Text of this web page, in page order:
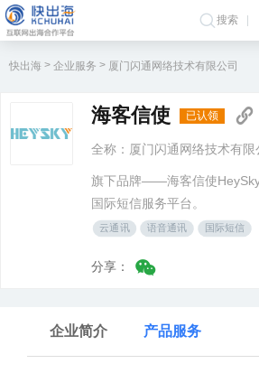
搜索
快出海 > 企业服务 > 厦门闪通网络技术有限公司
海客信使 已认领
全称：厦门闪通网络技术有限
旗下品牌——海客信使
国际短信服务平台。
云通讯 语音通讯 国际短信
分享：
企业简介 产品服务